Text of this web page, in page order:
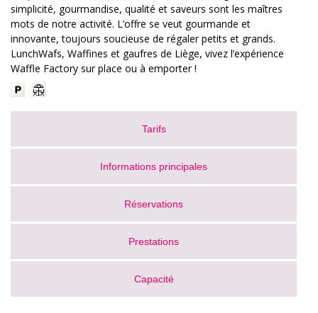
simplicité, gourmandise, qualité et saveurs sont les maîtres
mots de notre activité. L’offre se veut gourmande et
innovante, toujours soucieuse de régaler petits et grands.
LunchWafs, Waffines et gaufres de Liège, vivez l’expérience
Waffle Factory sur place ou à emporter !
Tarifs
Informations principales
Réservations
Prestations
Capacité